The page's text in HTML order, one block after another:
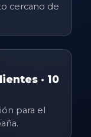
cercano de
· 10
para el